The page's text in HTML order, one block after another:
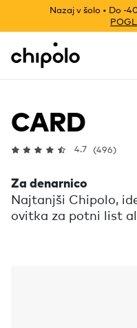
Nazaj v šolo • Do -
Chipolo - Home page
CARD
4.7 (496)
Za denarnico
Najtanjši Chipolo,
ovitka za potni list